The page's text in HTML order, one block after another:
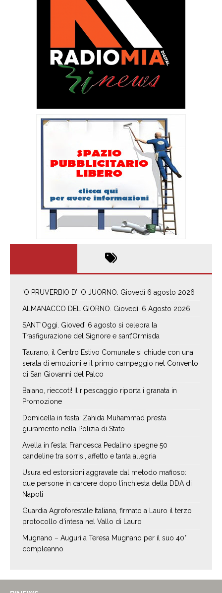
‘O PRUVERBIO D’ ‘O JUORNO. Giovedì 6 agosto 2026
ALMANACCO DEL GIORNO. Giovedí, 6 Agosto 2026
SANT’Oggi. Giovedì 6 agosto si celebra la
Trasfigurazione del Signore e sant’Ormisda
Taurano, il Centro Estivo Comunale si chiude con una
serata di emozioni e il primo campeggio nel Convento
di San Giovanni del Palco
Baiano, rieccoti! Il ripescaggio riporta i granata in
Promozione
Domicella in festa: Zahida Muhammad presta
giuramento nella Polizia di Stato
Avella in festa: Francesca Pedalino spegne 50
candeline tra sorrisi, affetto e tanta allegria
Usura ed estorsioni aggravate dal metodo mafioso:
due persone in carcere dopo l’inchiesta della DDA di
Napoli
Guardia Agroforestale Italiana, firmato a Lauro il terzo
protocollo d’intesa nel Vallo di Lauro
Mugnano – Auguri a Teresa Mugnano per il suo 40°
compleanno